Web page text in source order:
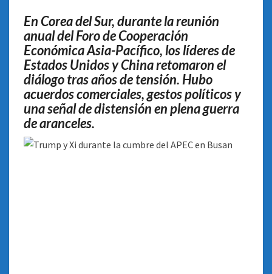
XI
JIPING
FUE
DE
12»
En Corea del Sur, durante la reunión
anual del Foro de Cooperación
Económica Asia-Pacífico, los líderes de
Estados Unidos y China retomaron el
diálogo tras años de tensión. Hubo
acuerdos comerciales, gestos políticos y
una señal de distensión en plena guerra
de aranceles.